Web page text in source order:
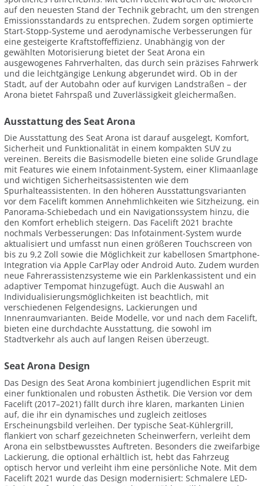
auf den neuesten Stand der Technik gebracht, um den strengen
Emissionsstandards zu entsprechen. Zudem sorgen optimierte
Start-Stopp-Systeme und aerodynamische Verbesserungen für
eine gesteigerte Kraftstoffeffizienz. Unabhängig von der
gewählten Motorisierung bietet der Seat Arona ein
ausgewogenes Fahrverhalten, das durch sein präzises Fahrwerk
und die leichtgängige Lenkung abgerundet wird. Ob in der
Stadt, auf der Autobahn oder auf kurvigen Landstraßen – der
Arona bietet Fahrspaß und Zuverlässigkeit gleichermaßen.
Ausstattung des Seat Arona
Die Ausstattung des Seat Arona ist darauf ausgelegt, Komfort,
Sicherheit und Funktionalität in einem kompakten SUV zu
vereinen. Bereits die Basismodelle bieten eine solide Grundlage
mit Features wie einem Infotainment-System, einer Klimaanlage
und wichtigen Sicherheitsassistenten wie dem
Spurhalteassistenten. In den höheren Ausstattungsvarianten
vor dem Facelift kommen Annehmlichkeiten wie Sitzheizung, ein
Panorama-Schiebedach und ein Navigationssystem hinzu, die
den Komfort erheblich steigern. Das Facelift 2021 brachte
nochmals Verbesserungen: Das Infotainment-System wurde
aktualisiert und umfasst nun einen größeren Touchscreen von
bis zu 9,2 Zoll sowie die Möglichkeit zur kabellosen Smartphone-
Integration via Apple CarPlay oder Android Auto. Zudem wurden
neue Fahrerassistenzsysteme wie ein Parklenkassistent und ein
adaptiver Tempomat hinzugefügt. Auch die Auswahl an
Individualisierungsmöglichkeiten ist beachtlich, mit
verschiedenen Felgendesigns, Lackierungen und
Innenraumvarianten. Beide Modelle, vor und nach dem Facelift,
bieten eine durchdachte Ausstattung, die sowohl im
Stadtverkehr als auch auf langen Reisen überzeugt.
Seat Arona Design
Das Design des Seat Arona kombiniert jugendlichen Esprit mit
einer funktionalen und robusten Ästhetik. Die Version vor dem
Facelift (2017–2021) fällt durch ihre klaren, markanten Linien
auf, die ihr ein dynamisches und zugleich zeitloses
Erscheinungsbild verleihen. Der typische Seat-Kühlergrill,
flankiert von scharf gezeichneten Scheinwerfern, verleiht dem
Arona ein selbstbewusstes Auftreten. Besonders die zweifarbige
Lackierung, die optional erhältlich ist, hebt das Fahrzeug
optisch hervor und verleiht ihm eine persönliche Note. Mit dem
Facelift 2021 wurde das Design modernisiert: Schmalere LED-